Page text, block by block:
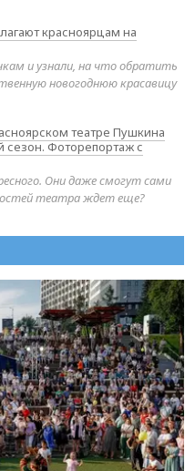
красноярцам на
и узнали, на что обратить
новогоднюю красавицу
театре Пушкина
сезон. Фоторепортаж с
Они даже смогут сами
театра ждет еще?